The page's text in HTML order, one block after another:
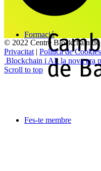
Formació
Fes-te membre
© 2022 Centre Blockchain
Privacitat | Politica de Cookies
Blockchain i AI: la nova era
Scroll to top